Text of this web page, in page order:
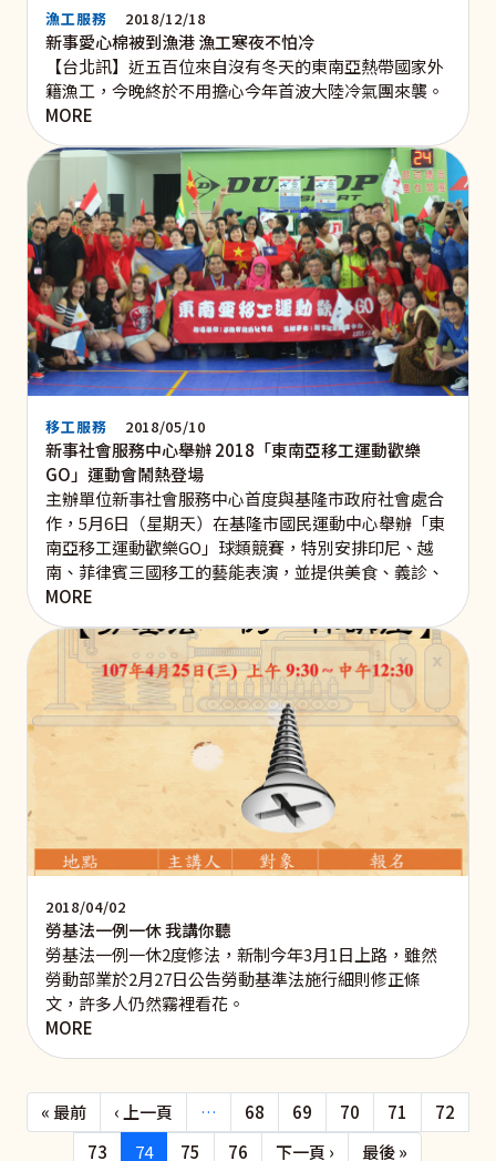
漁工服務 2018/12/18
新事愛心棉被到漁港 漁工寒夜不怕冷
【台北訊】近五百位來自沒有冬天的東南亞熱帶國家外
籍漁工，今晚終於不用擔心今年首波大陸冷氣團來襲。
MORE
移工服務 2018/05/10
新事社會服務中心舉辦 2018「東南亞移工運動歡樂
GO」運動會鬧熱登場
主辦單位新事社會服務中心首度與基隆市政府社會處合
作，5月6日（星期天）在基隆市國民運動中心舉辦「東
南亞移工運動歡樂GO」球類競賽，特別安排印尼、越
南、菲律賓三國移工的藝能表演，並提供美食、義診、
MORE
2018/04/02
勞基法一例一休 我講你聽
勞基法一例一休2度修法，新制今年3月1日上路，雖然
勞動部業於2月27日公告勞動基準法施行細則修正條
文，許多人仍然霧裡看花。
MORE
Pagination
« 最前First page
‹ 上一頁 Previous page
… 68 69 70 71
72
73
74 75 76 下一頁 › 下一頁最後 »